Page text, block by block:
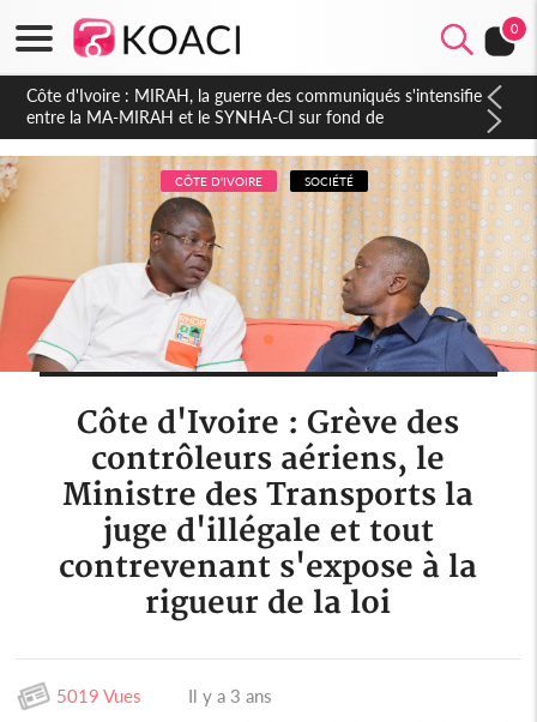
0
Côte d'Ivoire : Indépendance 2026, Thiam plaide pour un
environnement démocratique plus apaisé
CÔTE D'IVOIRE SOCIÉTÉ
Côte d'Ivoire : Grève des
contrôleurs aériens, le
Ministre des Transports la
juge d'illégale et tout
contrevenant s'expose à la
rigueur de la loi
5019 Vues Il y a 3 ans